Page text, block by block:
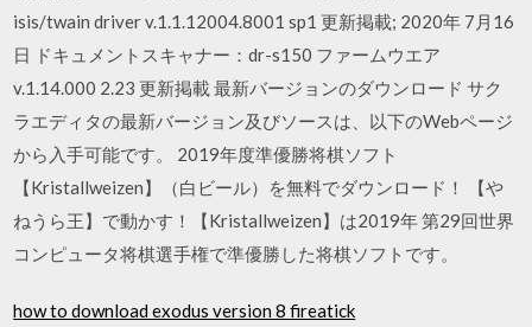
isis/twain driver v.1.1.12004.8001 sp1 更新掲載; 2020年 7月16
日 ドキュメントスキャナー：dr-s150 ファームウエア
v.1.14.000 2.23 更新掲載 最新バージョンのダウンロード サク
ラエディタの最新バージョン及びソースは、以下のWebページ
から入手可能です。 2019年度準優勝将棋ソフト
【Kristallweizen】（白ビール）を無料でダウンロード！ 【や
ねうら王】で動かす！【Kristallweizen】は2019年 第29回世界
コンピュータ将棋選手権で準優勝した将棋ソフトです。
how to download exodus version 8 fireatick